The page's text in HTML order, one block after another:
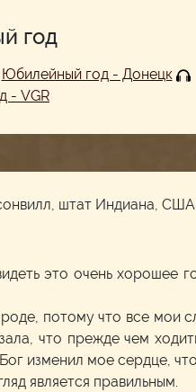
год
Юбилейный год - Донецк
- VGR
штат Индиана, США
это очень хорошее
потому что все мои
что прежде чем
изменил мое сердце,
является правильным.